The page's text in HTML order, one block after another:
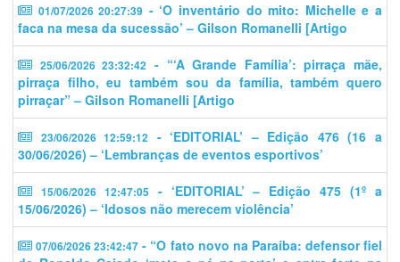
01/07/2026 20:27:39 - ‘O inventário do mito: Michelle e a
faca na mesa da sucessão’ – Gilson Romanelli [Artigo
25/06/2026 23:32:42 - “‘A Grande Família’: pirraça mãe,
pirraça filho, eu também sou da família, também quero
pirraçar” – Gilson Romanelli [Artigo
23/06/2026 12:59:12
- ‘EDITORIAL’ – Edição 476 (16 a
30/06/2026) – ‘Lembranças de eventos esportivos’
15/06/2026 12:47:05
- ‘EDITORIAL’ – Edição 475 (1º a
15/06/2026) – ‘Idosos não merecem violência’
07/06/2026 23:42:47 - “O fato novo na Paraíba: defensor fiel